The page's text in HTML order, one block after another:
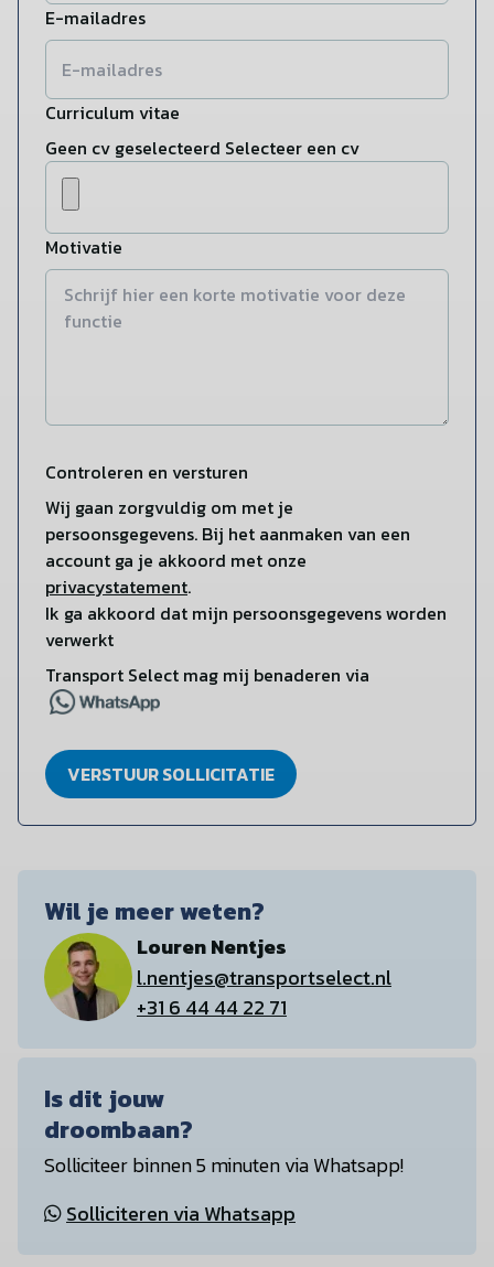
E-mailadres
Curriculum vitae
Geen cv geselecteerd Selecteer een cv
Motivatie
Controleren en versturen
Wij gaan zorgvuldig om met je
persoonsgegevens. Bij het aanmaken van een
account ga je akkoord met onze
privacystatement.
Ik ga akkoord dat mijn persoonsgegevens worden
verwerkt
Transport Select mag mij benaderen via
VERSTUUR SOLLICITATIE
Wil je meer weten?
Louren Nentjes
l.nentjes@transportselect.nl
+31 6 44 44 22 71
Is dit jouw
droombaan?
Solliciteer binnen 5 minuten via Whatsapp!
Solliciteren via Whatsapp